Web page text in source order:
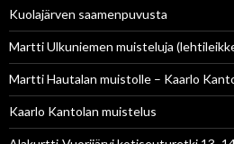
Kuolajärven saamenpuvusta
Martti Ulkuniemen muisteluja
Martti Hautalan muistolle – Kaarlo
Kaarlo Kantolan muistelus